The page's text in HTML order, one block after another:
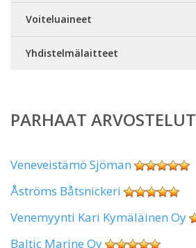
Voiteluaineet
Yhdistelmälaitteet
PARHAAT ARVOSTELUT
Veneveistämö Sjöman
Åströms Båtsnickeri
Venemyynti Kari Kymäläinen Oy
Baltic Marine Oy